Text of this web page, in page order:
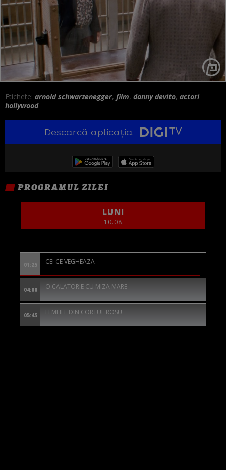
Etichete: arnold schwarzenegger, film, danny devito, actori
hollywood
Descarcă aplicația
PROGRAMUL ZILEI
LUNI
10.08
01:25 CEI CE VEGHEAZA
04:00 O CALATORIE CU MIZA MARE
05:45 FEMEILE DIN CORTUL ROSU